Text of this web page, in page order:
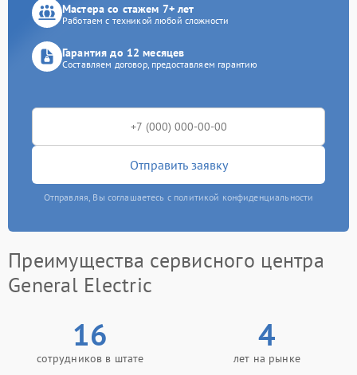
Мастера со стажем 7+ лет
Работаем с техникой любой сложности
Гарантия до 12 месяцев
Составляем договор, предоставляем гарантию
Отправить заявку
Отправляя, Вы соглашаетесь с политикой конфиденциальности
Преимущества сервисного центра
General Electric
16
сотрудников в штате
4
лет на рынке